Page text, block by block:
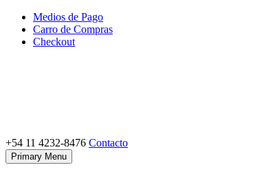
Skip
content
Medios de Pago
Carro de Compras
Checkout
Motoshop Ezeiza
Motos y Accesorios
+54 11 4232-8476 Contacto
Primary Menu